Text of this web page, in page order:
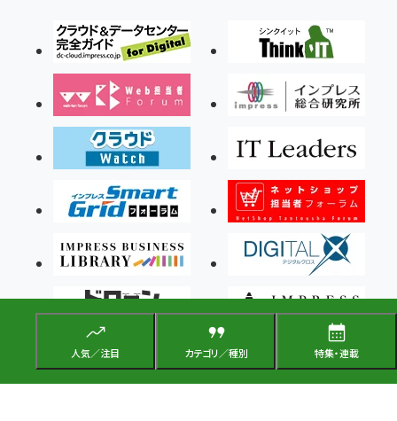
人気／注目 カテゴリ／種別 特集・連載